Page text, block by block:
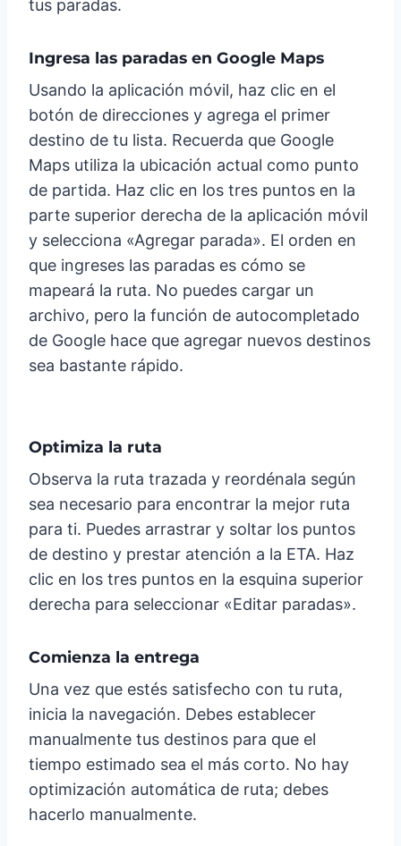
tus paradas.
Ingresa las paradas en Google Maps
Usando la aplicación móvil, haz clic en el
botón de direcciones y agrega el primer
destino de tu lista. Recuerda que Google
Maps utiliza la ubicación actual como punto
de partida. Haz clic en los tres puntos en la
parte superior derecha de la aplicación móvil
y selecciona «Agregar parada». El orden en
que ingreses las paradas es cómo se
mapeará la ruta. No puedes cargar un
archivo, pero la función de autocompletado
de Google hace que agregar nuevos destinos
sea bastante rápido.
Optimiza la ruta
Observa la ruta trazada y reordénala según
sea necesario para encontrar la mejor ruta
para ti. Puedes arrastrar y soltar los puntos
de destino y prestar atención a la ETA. Haz
clic en los tres puntos en la esquina superior
derecha para seleccionar «Editar paradas».
Comienza la entrega
Una vez que estés satisfecho con tu ruta,
inicia la navegación. Debes establecer
manualmente tus destinos para que el
tiempo estimado sea el más corto. No hay
optimización automática de ruta; debes
hacerlo manualmente.